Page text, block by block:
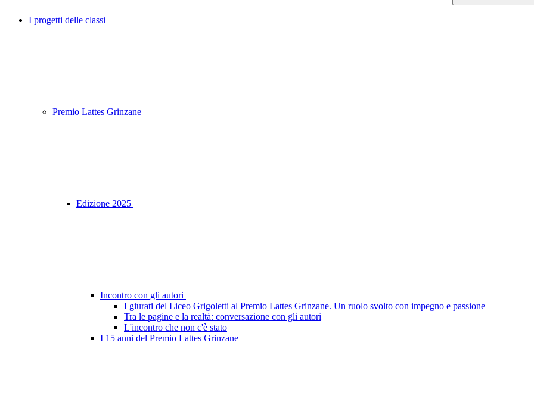
I progetti delle classi
Premio Lattes Grinzane
Edizione 2025
Incontro con gli autori
I giurati del Liceo Grigoletti al Premio Lattes Grinzane. Un ruolo svolto con impegno e passione
Tra le pagine e la realtà: conversazione con gli autori
L'incontro che non c'è stato
I 15 anni del Premio Lattes Grinzane